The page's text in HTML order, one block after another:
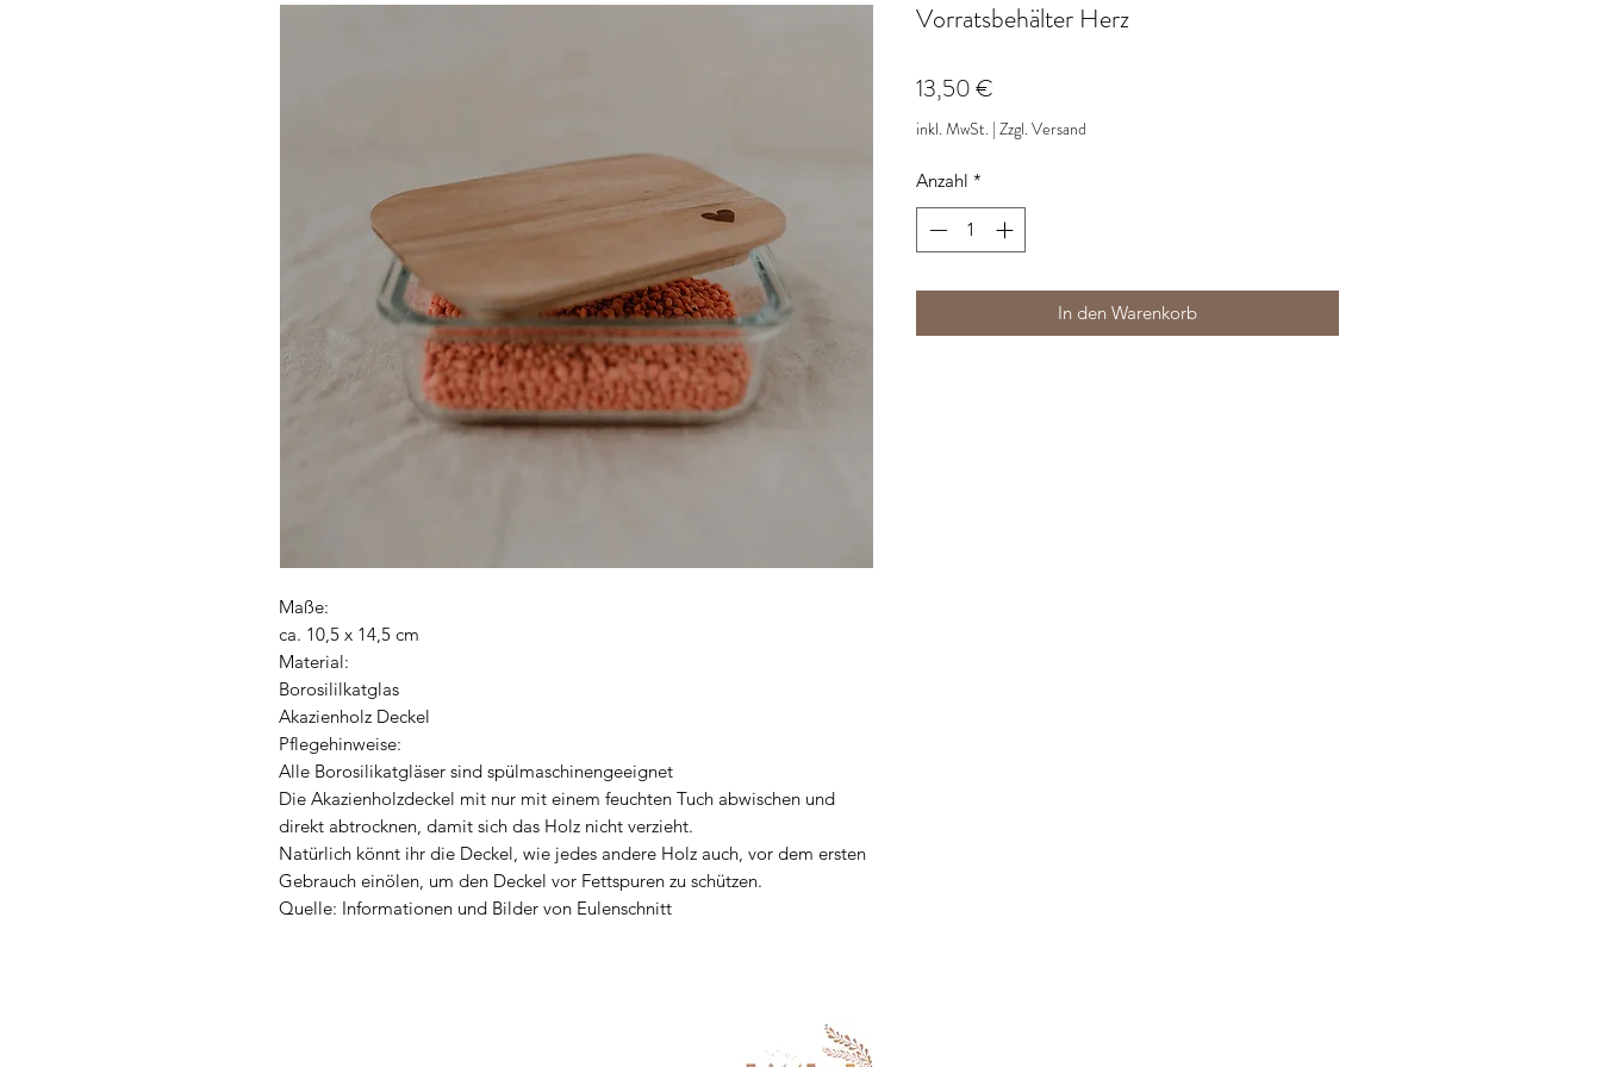
Maße:
ca. 10,5 x 14,5 cm
Material:
Borosililkatglas
Akazienholz Deckel
Pflegehinweise:
Alle Borosilikatgläser sind spülmaschinengeeignet
Die Akazienholzdeckel mit nur mit einem feuchten Tuch abwischen und
direkt abtrocknen, damit sich das Holz nicht verzieht.
Natürlich könnt ihr die Deckel, wie jedes andere Holz auch, vor dem ersten
Gebrauch einölen, um den Deckel vor Fettspuren zu schützen.
Quelle: Informationen und Bilder von Eulenschnitt
Vorratsbehälter Herz
13,50 €
inkl. MwSt. | Zzgl. Versand
Anzahl *
In den Warenkorb